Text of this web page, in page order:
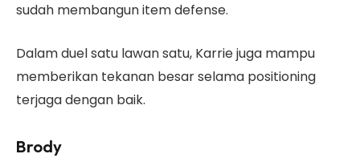
sudah membangun item defense.
Dalam duel satu lawan satu, Karrie juga mampu
memberikan tekanan besar selama positioning
terjaga dengan baik.
Brody